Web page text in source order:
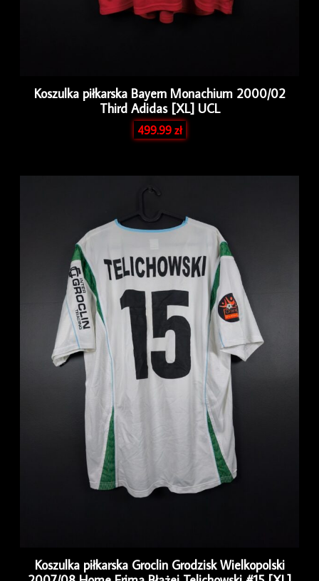
Koszulka piłkarska Bayern Monachium 2000/02
Third Adidas [XL] UCL
499.99zł
Koszulka piłkarska Groclin Grodzisk Wielkopolski